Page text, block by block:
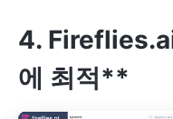
4.
에 최적**